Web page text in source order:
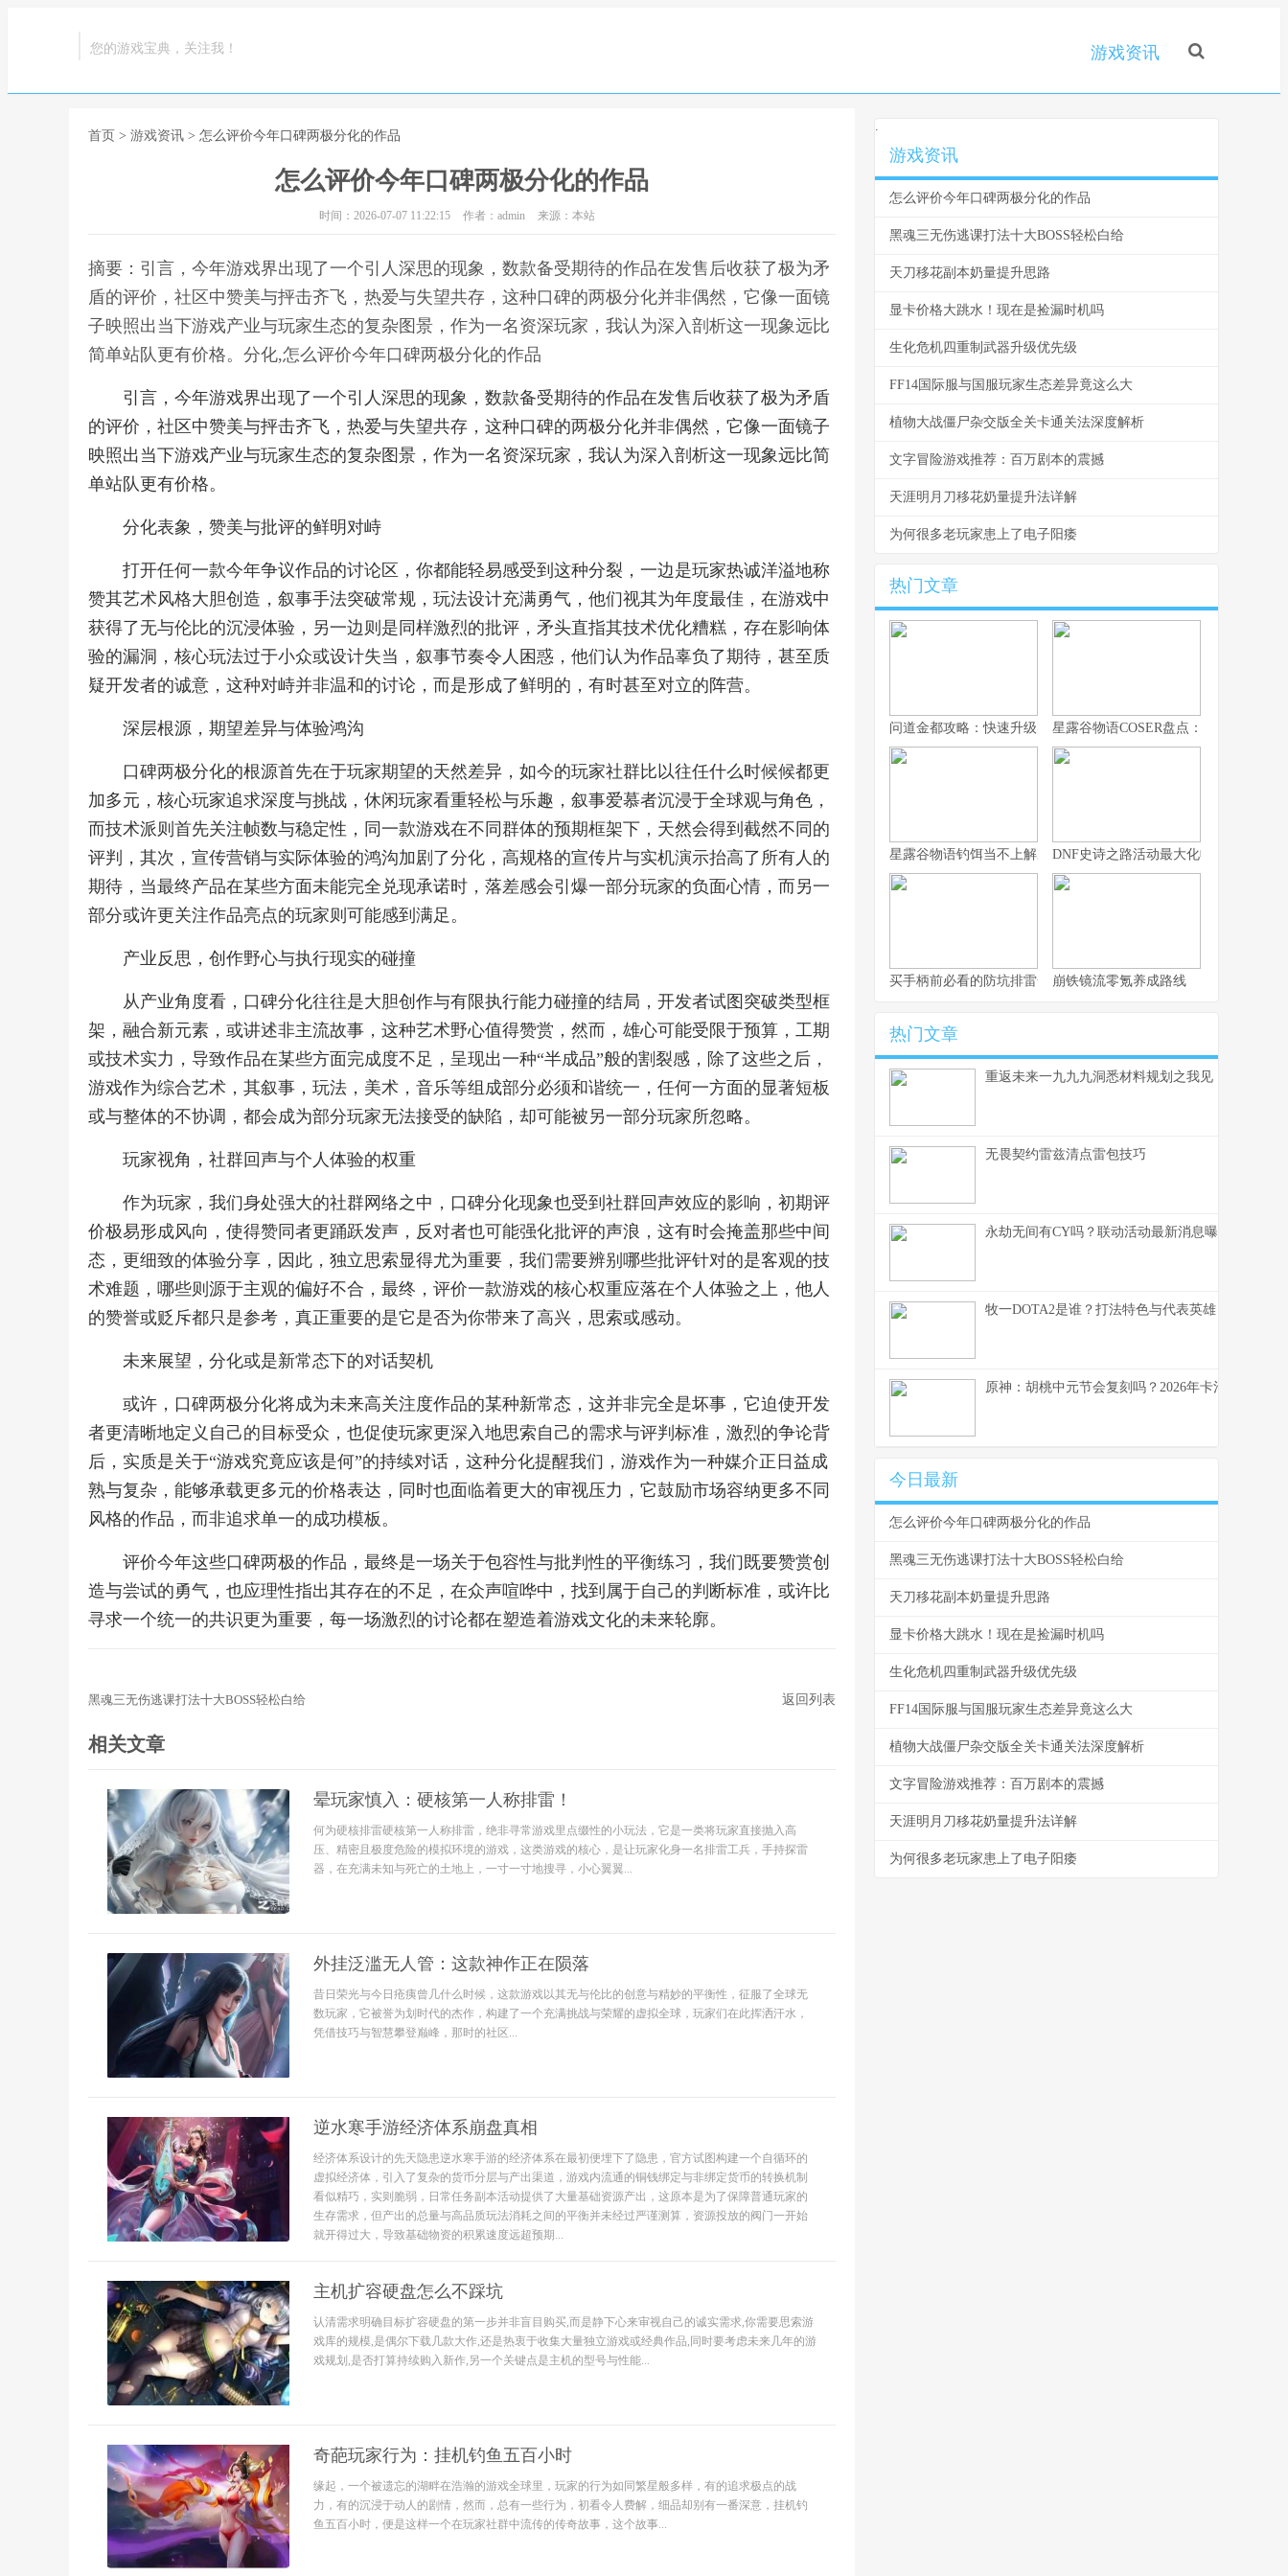
您的游戏宝典，关注我！ 游戏资讯
首页 > 游戏资讯 > 怎么评价今年口碑两极分化的作品
怎么评价今年口碑两极分化的作品
时间：2026-07-07 11:22:15 作者：admin 来源：本站
摘要：引言，今年游戏界出现了一个引人深思的现象，数款备受期待的作品在发售后收获了极为矛
盾的评价，社区中赞美与抨击齐飞，热爱与失望共存，这种口碑的两极分化并非偶然，它像一面镜
子映照出当下游戏产业与玩家生态的复杂图景，作为一名资深玩家，我认为深入剖析这一现象远比
简单站队更有价格。分化,怎么评价今年口碑两极分化的作品
引言，今年游戏界出现了一个引人深思的现象，数款备受期待的作品在发售后收获了极为矛盾
的评价，社区中赞美与抨击齐飞，热爱与失望共存，这种口碑的两极分化并非偶然，它像一面镜子
映照出当下游戏产业与玩家生态的复杂图景，作为一名资深玩家，我认为深入剖析这一现象远比简
单站队更有价格。
分化表象，赞美与批评的鲜明对峙
打开任何一款今年争议作品的讨论区，你都能轻易感受到这种分裂，一边是玩家热诚洋溢地称
赞其艺术风格大胆创造，叙事手法突破常规，玩法设计充满勇气，他们视其为年度最佳，在游戏中
获得了无与伦比的沉浸体验，另一边则是同样激烈的批评，矛头直指其技术优化糟糕，存在影响体
验的漏洞，核心玩法过于小众或设计失当，叙事节奏令人困惑，他们认为作品辜负了期待，甚至质
疑开发者的诚意，这种对峙并非温和的讨论，而是形成了鲜明的，有时甚至对立的阵营。
深层根源，期望差异与体验鸿沟
口碑两极分化的根源首先在于玩家期望的天然差异，如今的玩家社群比以往任什么时候候都更
加多元，核心玩家追求深度与挑战，休闲玩家看重轻松与乐趣，叙事爱慕者沉浸于全球观与角色，
而技术派则首先关注帧数与稳定性，同一款游戏在不同群体的预期框架下，天然会得到截然不同的
评判，其次，宣传营销与实际体验的鸿沟加剧了分化，高规格的宣传片与实机演示抬高了所有人的
期待，当最终产品在某些方面未能完全兑现承诺时，落差感会引爆一部分玩家的负面心情，而另一
部分或许更关注作品亮点的玩家则可能感到满足。
产业反思，创作野心与执行现实的碰撞
从产业角度看，口碑分化往往是大胆创作与有限执行能力碰撞的结局，开发者试图突破类型框
架，融合新元素，或讲述非主流故事，这种艺术野心值得赞赏，然而，雄心可能受限于预算，工期
或技术实力，导致作品在某些方面完成度不足，呈现出一种“半成品”般的割裂感，除了这些之后，
游戏作为综合艺术，其叙事，玩法，美术，音乐等组成部分必须和谐统一，任何一方面的显著短板
或与整体的不协调，都会成为部分玩家无法接受的缺陷，却可能被另一部分玩家所忽略。
玩家视角，社群回声与个人体验的权重
作为玩家，我们身处强大的社群网络之中，口碑分化现象也受到社群回声效应的影响，初期评
价极易形成风向，使得赞同者更踊跃发声，反对者也可能强化批评的声浪，这有时会掩盖那些中间
态，更细致的体验分享，因此，独立思索显得尤为重要，我们需要辨别哪些批评针对的是客观的技
术难题，哪些则源于主观的偏好不合，最终，评价一款游戏的核心权重应落在个人体验之上，他人
的赞誉或贬斥都只是参考，真正重要的是它是否为你带来了高兴，思索或感动。
未来展望，分化或是新常态下的对话契机
或许，口碑两极分化将成为未来高关注度作品的某种新常态，这并非完全是坏事，它迫使开发
者更清晰地定义自己的目标受众，也促使玩家更深入地思索自己的需求与评判标准，激烈的争论背
后，实质是关于“游戏究竟应该是何”的持续对话，这种分化提醒我们，游戏作为一种媒介正日益成
熟与复杂，能够承载更多元的价格表达，同时也面临着更大的审视压力，它鼓励市场容纳更多不同
风格的作品，而非追求单一的成功模板。
评价今年这些口碑两极的作品，最终是一场关于包容性与批判性的平衡练习，我们既要赞赏创
造与尝试的勇气，也应理性指出其存在的不足，在众声喧哗中，找到属于自己的判断标准，或许比
寻求一个统一的共识更为重要，每一场激烈的讨论都在塑造着游戏文化的未来轮廓。
黑魂三无伤逃课打法十大BOSS轻松白给 返回列表
相关文章
晕玩家慎入：硬核第一人称排雷！
何为硬核排雷硬核第一人称排雷，绝非寻常游戏里点缀性的小玩法，它是一类将玩家直接抛入高
压、精密且极度危险的模拟环境的游戏，这类游戏的核心，是让玩家化身一名排雷工兵，手持探雷
器，在充满未知与死亡的土地上，一寸一寸地搜寻，小心翼翼...
外挂泛滥无人管：这款神作正在陨落
昔日荣光与今日疮痍曾几什么时候，这款游戏以其无与伦比的创意与精妙的平衡性，征服了全球无
数玩家，它被誉为划时代的杰作，构建了一个充满挑战与荣耀的虚拟全球，玩家们在此挥洒汗水，
凭借技巧与智慧攀登巅峰，那时的社区...
逆水寒手游经济体系崩盘真相
经济体系设计的先天隐患逆水寒手游的经济体系在最初便埋下了隐患，官方试图构建一个自循环的
虚拟经济体，引入了复杂的货币分层与产出渠道，游戏内流通的铜钱绑定与非绑定货币的转换机制
看似精巧，实则脆弱，日常任务副本活动提供了大量基础资源产出，这原本是为了保障普通玩家的
生存需求，但产出的总量与高品质玩法消耗之间的平衡并未经过严谨测算，资源投放的阀门一开始
就开得过大，导致基础物资的积累速度远超预期...
主机扩容硬盘怎么不踩坑
认清需求明确目标扩容硬盘的第一步并非盲目购买,而是静下心来审视自己的诚实需求,你需要思索游
戏库的规模,是偶尔下载几款大作,还是热衷于收集大量独立游戏或经典作品,同时要考虑未来几年的游
戏规划,是否打算持续购入新作,另一个关键点是主机的型号与性能...
奇葩玩家行为：挂机钓鱼五百小时
缘起，一个被遗忘的湖畔在浩瀚的游戏全球里，玩家的行为如同繁星般多样，有的追求极点的战
力，有的沉浸于动人的剧情，然而，总有一些行为，初看令人费解，细品却别有一番深意，挂机钓
鱼五百小时，便是这样一个在玩家社群中流传的传奇故事，这个故事...
.
游戏资讯
怎么评价今年口碑两极分化的作品
黑魂三无伤逃课打法十大BOSS轻松白给
天刀移花副本奶量提升思路
显卡价格大跳水！现在是捡漏时机吗
生化危机四重制武器升级优先级
FF14国际服与国服玩家生态差异竟这么大
植物大战僵尸杂交版全关卡通关法深度解析
文字冒险游戏推荐：百万剧本的震撼
天涯明月刀移花奶量提升法详解
为何很多老玩家患上了电子阳痿
热门文章
问道金都攻略：快速升级实用技巧星露谷物语COSER盘点：高还原作品合
星露谷物语钓饵当不上解决办法的深度思索DNF史诗之路活动最大化收益的终极指
买手柄前必看的防坑排雷全指南崩铁镜流零氪养成路线
热门文章
重返未来一九九九洞悉材料规划之我见
无畏契约雷兹清点雷包技巧
永劫无间有CY吗？联动活动最新消息曝光
牧一DOTA2是谁？打法特色与代表英雄
原神：胡桃中元节会复刻吗？2026年卡池预测
今日最新
怎么评价今年口碑两极分化的作品
黑魂三无伤逃课打法十大BOSS轻松白给
天刀移花副本奶量提升思路
显卡价格大跳水！现在是捡漏时机吗
生化危机四重制武器升级优先级
FF14国际服与国服玩家生态差异竟这么大
植物大战僵尸杂交版全关卡通关法深度解析
文字冒险游戏推荐：百万剧本的震撼
天涯明月刀移花奶量提升法详解
为何很多老玩家患上了电子阳痿